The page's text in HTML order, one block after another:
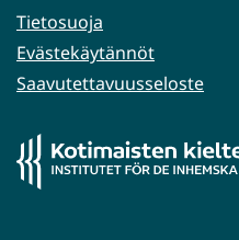
Tietosuoja
Evästekäytännöt
Saavutettavuusseloste